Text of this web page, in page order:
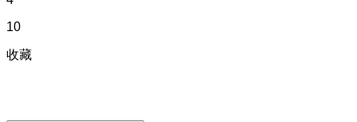
10
收藏